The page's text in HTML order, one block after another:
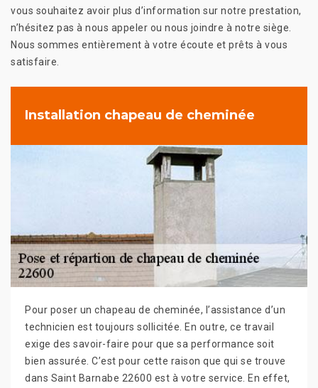
vous souhaitez avoir plus d’information sur notre prestation,
n’hésitez pas à nous appeler ou nous joindre à notre siège.
Nous sommes entièrement à votre écoute et prêts à vous
satisfaire.
Installation chapeau de cheminée
Pour poser un chapeau de cheminée, l’assistance d’un
technicien est toujours sollicitée. En outre, ce travail
exige des savoir-faire pour que sa performance soit
bien assurée. C’est pour cette raison que qui se trouve
dans Saint Barnabe 22600 est à votre service. En effet,